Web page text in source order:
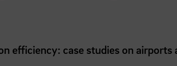
efficiency: case studies on airports